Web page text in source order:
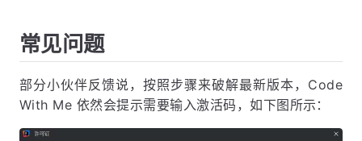
常见问题
部分小伙伴反馈说，按照步骤来破解最新版本，Code
With Me 依然会提示需要输入激活码，如下图所示：